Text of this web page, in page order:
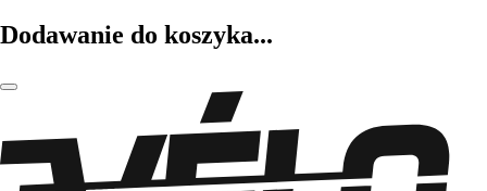
Dodawanie do koszyka...